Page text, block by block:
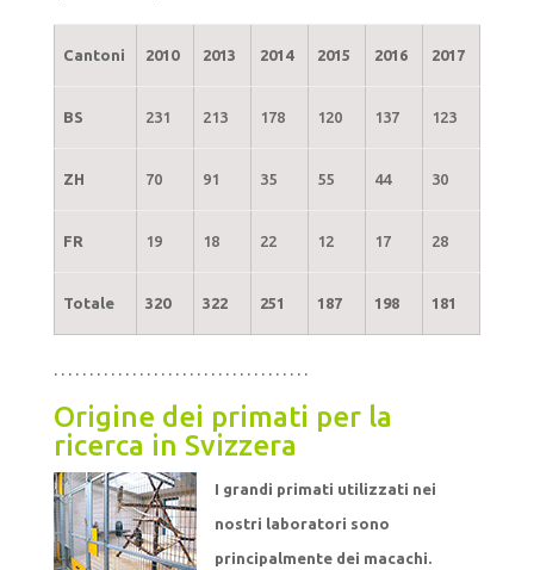
Cantoni 2010 2013 2014 2015 2016 2017
BS 231 213 178 120 137 123
ZH 70 91 35 55 44 30
FR 19 18 22 12 17 28
Totale 320 322 251 187 198 181
. . . . . . . . . . . . . . . . . . . . . . . . . . . . . . . . . . . .
Origine dei primati per la
ricerca in Svizzera
I grandi primati utilizzati nei
nostri laboratori sono
principalmente dei macachi.